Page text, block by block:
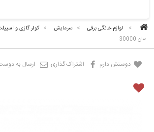
> لوازم خانگی برقی > سرمایش > کولر گازی و
سان 30000
دوستش دارم اشتراک گذاری ارسال به